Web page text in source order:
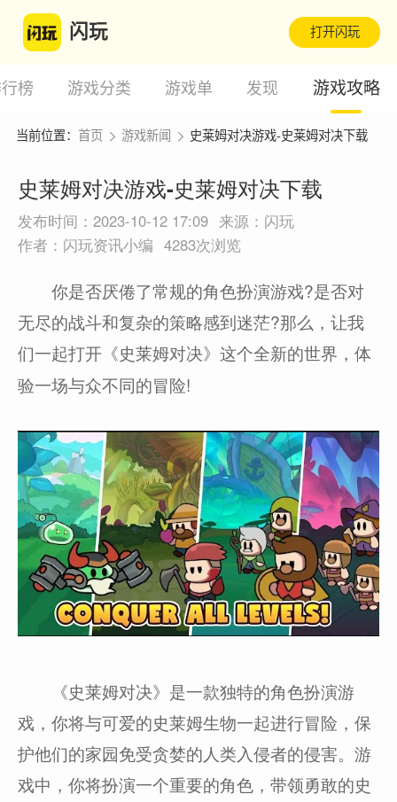
闪玩 打开闪玩
榜 游戏分类 游戏单 发现 游戏攻略
当前位置： 首页 游戏新闻 史莱姆对决游戏-史莱姆对决下载
史莱姆对决游戏-史莱姆对决下载
发布时间：2023-10-12 17:09 来源：闪玩
作者：闪玩资讯小编 4283次浏览
你是否厌倦了常规的角色扮演游戏?是否对
无尽的战斗和复杂的策略感到迷茫?那么，让我
们一起打开 《史莱姆对决》这个全新的世界，体
验一场与众不同的冒险!
《史莱姆对决》是一款独特的角色扮演游
戏，你将与可爱的史莱姆生物一起进行冒险，保
护他们的家园免受贪婪的人类入侵者的侵害。游
戏中，你将扮演一个重要的角色，带领勇敢的史